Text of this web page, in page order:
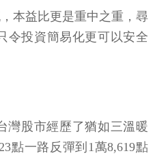
本益比更是重中之重，尋
令投資簡易化更可以安全
灣股市經歷了猶如三溫暖
點一路反彈到1萬8,619點